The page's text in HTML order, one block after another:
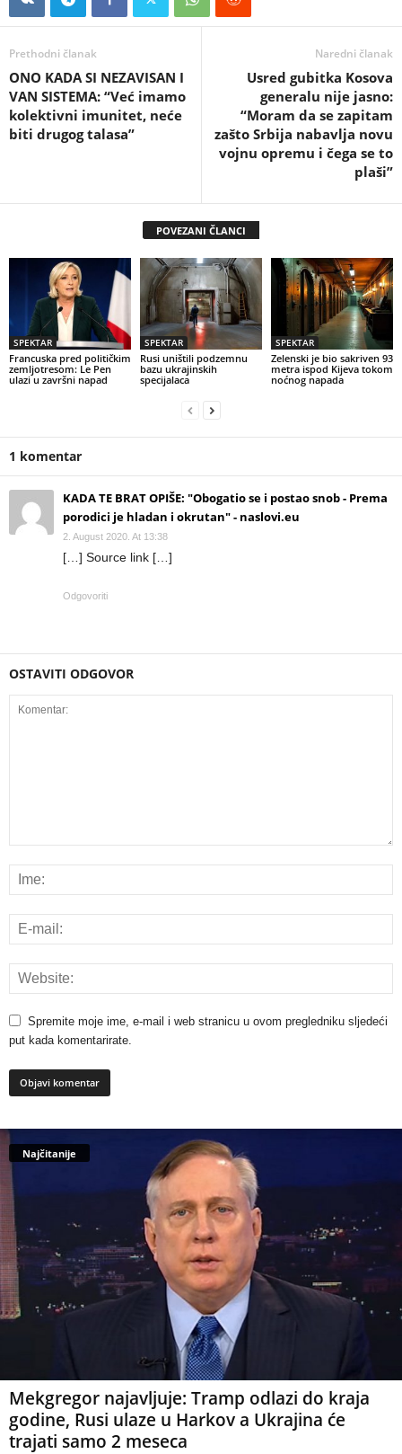
Prethodni članak
ONO KADA SI NEZAVISAN I
VAN SISTEMA: “Već imamo
kolektivni imunitet, neće
biti drugog talasa”
Naredni članak
Usred gubitka Kosova
generalu nije jasno:
“Moram da se zapitam
zašto Srbija nabavlja novu
vojnu opremu i čega se to
plaši”
POVEZANI ČLANCI
SPEKTAR
Francuska pred političkim
zemljotresom: Le Pen
ulazi u završni napad
SPEKTAR
Rusi uništili podzemnu
bazu ukrajinskih
specijalaca
SPEKTAR
Zelenski je bio sakriven 93
metra ispod Kijeva tokom
noćnog napada
1 komentar
KADA TE BRAT OPIŠE: "Obogatio se i postao snob - Prema
porodici je hladan i okrutan" - naslovi.eu
2. August 2020. At 13:38
[…] Source link […]
Odgovoriti
OSTAVITI ODGOVOR
Spremite moje ime, e-mail i web stranicu u ovom pregledniku sljedeći
put kada komentarirate.
Najčitanije
Mekgregor najavljuje: Tramp odlazi do kraja
godine, Rusi ulaze u Harkov a Ukrajina će
trajati samo 2 meseca